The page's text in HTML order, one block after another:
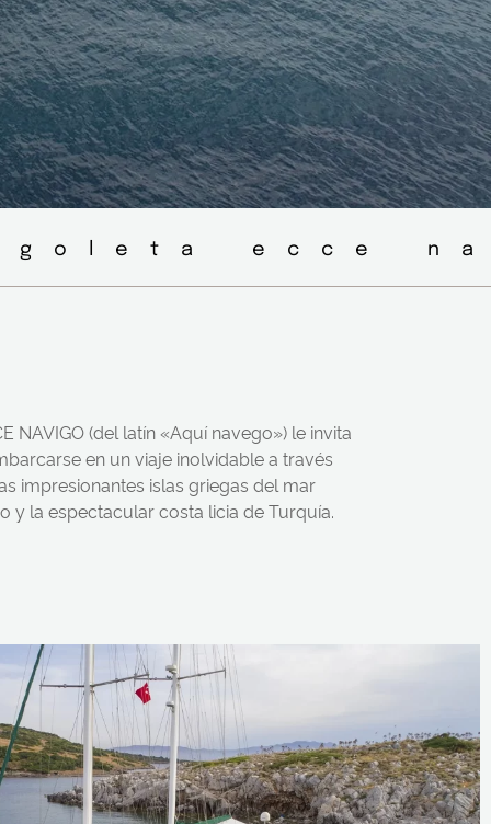
ecce
NAVIGO (del latín «Aquí navego») le invita
en un viaje inolvidable a través
impresionantes islas griegas del mar
y la espectacular costa licia de Turquía.